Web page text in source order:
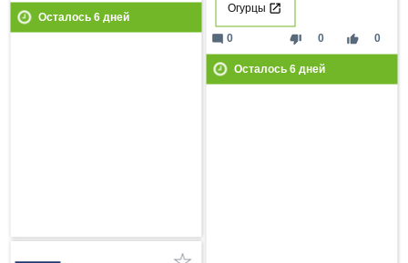
Осталось 6дней
Огурцы
thumb_down 0 thumb_up 0
mode_comment 0
Осталось 6дней